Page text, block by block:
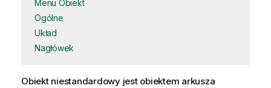
Menu Obiekt
Ogólne
Układ
Nagłówek
Obiekt niestandardowy jest obiektem arkusza